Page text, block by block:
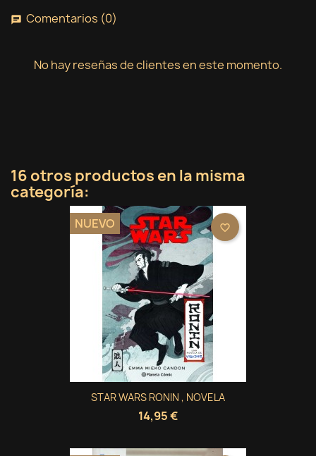
chat Comentarios (0)
No hay reseñas de clientes en este momento.
16 otros productos en la misma
categoría:
STAR WARS RONIN , NOVELA
14,95 €
NUEVO favorite_border